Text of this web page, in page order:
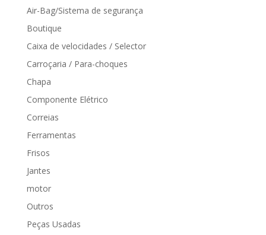
Air-Bag/Sistema de segurança
Boutique
Caixa de velocidades / Selector
Carroçaria / Para-choques
Chapa
Componente Elétrico
Correias
Ferramentas
Frisos
Jantes
motor
Outros
Peças Usadas